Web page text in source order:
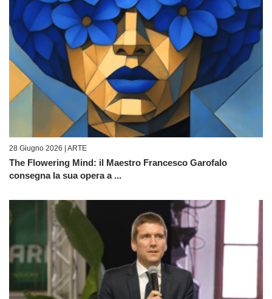
28 Giugno 2026 | ARTE
The Flowering Mind: il Maestro Francesco Garofalo
consegna la sua opera a ...